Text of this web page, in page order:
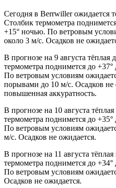
Сегодня в Berrwiller ожидается
Столбик термометра
+15° ночью. По ветровым
около 3 м/с. Осадков не
В прогнозе на 9 августа
термометра поднимется до
По ветровым условиям
порывами до 10 м/с. Осадков
повышенная аккуратность.
В прогнозе на 10 августа
термометра поднимется до
По ветровым условиям
м/с. Осадков не ожидается.
В прогнозе на 11 августа
термометра поднимется до
По ветровым условиям
Осадков не ожидается.